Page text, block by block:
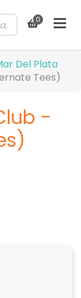
0
Del Plata
Tees)
-